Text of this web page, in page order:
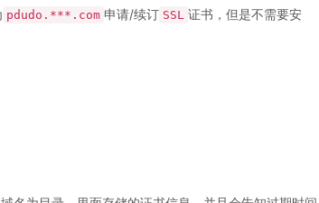
pdudo.***.com 申请/续订 SSL 证书，但是不需要安